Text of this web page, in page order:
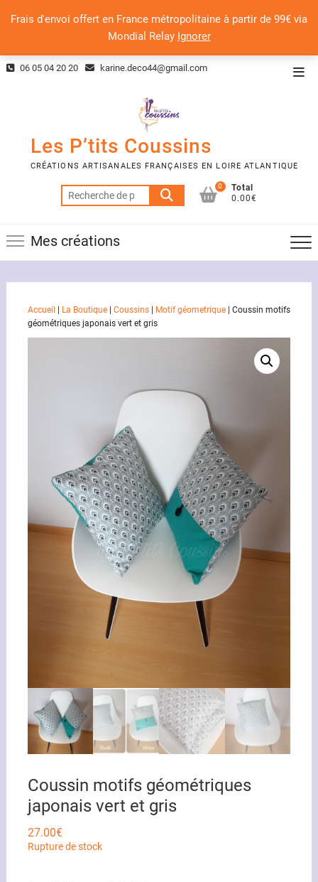
Frais d'envoi offert en France métropolitaine à partir de 99€ via
Mondial Relay Ignorer
Skip 06 05 04 20 20 karine.deco44@gmail.com
Les P’tits Coussins
CRÉATIONS ARTISANALES FRANÇAISES EN LOIRE ATLANTIQUE
Recherche
pour :
0
Total
0.00€
Mes créations
Accueil La Boutique| Coussins| Motif géometrique| Coussin motifs
géométriques japonais vert et gris
Coussin motifs géométriques
japonais vert et gris
27.00€
Rupture de stock